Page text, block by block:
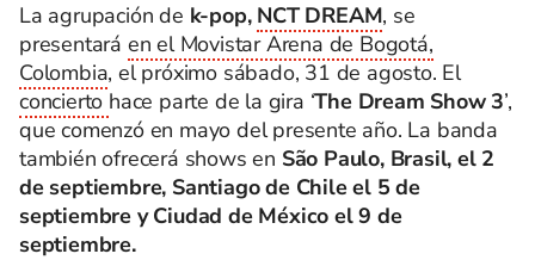
La agrupación de k-pop, NCT DREAM, se
presentará en el Movistar Arena de Bogotá,
Colombia, el próximo sábado, 31 de agosto. El
concierto hace parte de la gira ‘The Dream Show 3’,
que comenzó en mayo del presente año. La banda
también ofrecerá shows en São Paulo, Brasil, el 2
de septiembre, Santiago de Chile el 5 de
septiembre y Ciudad de México el 9 de
septiembre.